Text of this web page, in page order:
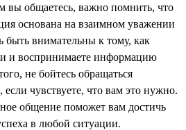
вы общаетесь, важно помнить, что
основана на взаимном уважении
быть внимательны к тому, как
и воспринимаете информацию
не бойтесь обращаться
чувствуете, что вам это нужно.
общение поможет вам достичь
в любой ситуации.